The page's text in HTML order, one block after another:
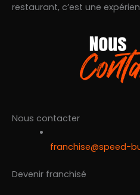
restaurant, c’est une
Nous contacter
franchise@speed-
Devenir franchisé